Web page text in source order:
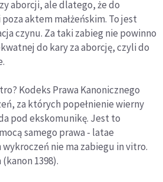
aborcji, ale dlatego, że do
aktem małżeńskim. To jest
czynu. Za taki zabieg nie powinno
do kary za aborcję, czyli do
Kodeks Prawa Kanonicznego
za których popełnienie wierny
pod ekskomunikę. Jest to
samego prawa - latae
nie ma zabiegu in vitro.
1398).